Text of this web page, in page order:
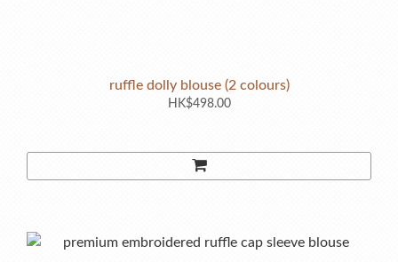
ruffle dolly blouse (2 colours)
HK$498.00